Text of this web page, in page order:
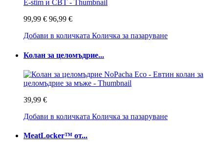
99,99 € 96,99 €
Добави в количката Количка за пазаруване
Колан за целомъдрие...
39,99 €
Добави в количката Количка за пазаруване
MeatLocker™ от...